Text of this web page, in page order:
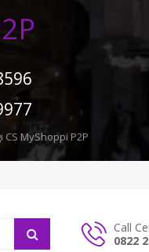
MyShoppi P2P
Call
0822